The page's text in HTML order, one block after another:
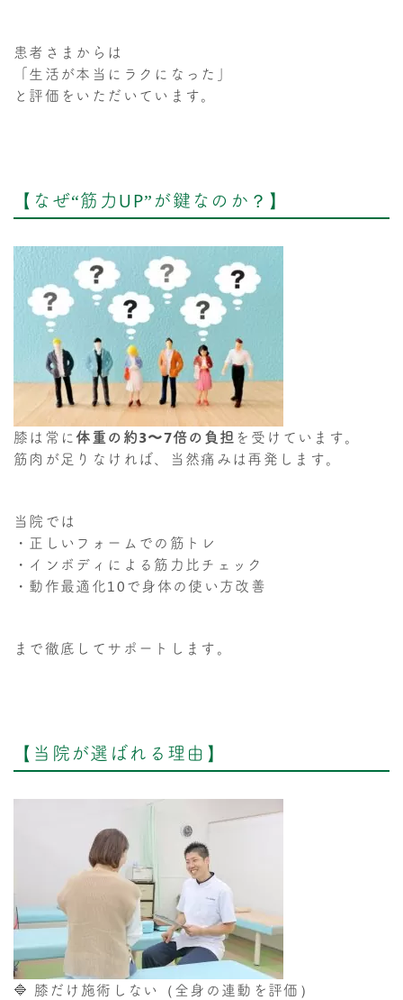
患者さまからは
「生活が本当にラクになった」
と評価をいただいています。
【なぜ“筋力UP”が鍵なのか？】
膝は常に体重の約3〜7倍の負担 を受けています。
筋肉が足りなければ、当然痛みは再発します。
当院では
・正しいフォームでの筋トレ
・インボディによる筋力比チェック
・動作最適化10で身体の使い方改善
まで徹底してサポートします。
【当院が選ばれる理由】
🔷 膝だけ施術しない（全身の連動を評価）